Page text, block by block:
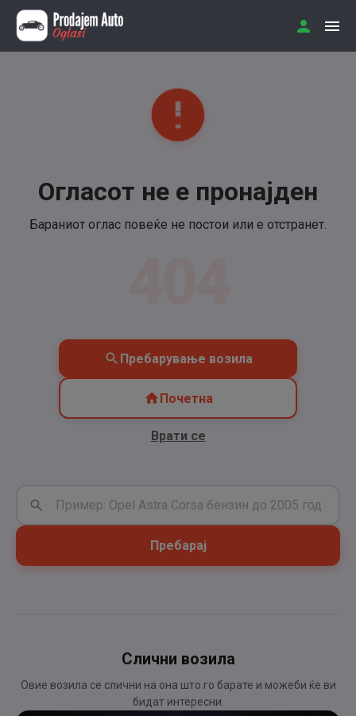
Огласот не е пронајден
Бараниот оглас повеќе не постои или е отстранет.
Пребарување возила
Почетна
Врати се
Пребарај
Слични возила
Овие возила се слични на она што го барате и можеби ќе ви
бидат интересни.